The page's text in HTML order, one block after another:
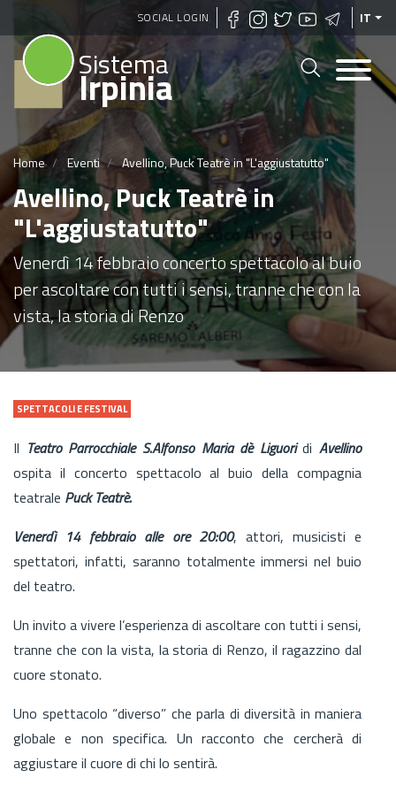
Salta
al
contenuto
principale
SOCIAL LOGIN IT
Sistema
Irpinia
Home Eventi Avellino, Puck Teatrè in "L'aggiustatutto"
Avellino, Puck Teatrè in
"L'aggiustatutto"
Venerdì 14 febbraio concerto spettacolo al buio
per ascoltare con tutti i sensi, tranne che con la
vista, la storia di Renzo
SPETTACOLI E FESTIVAL
Il Teatro Parrocchiale S.Alfonso Maria dè Liguoridi Avellino
ospita il concerto spettacolo al buio della compagnia
teatrale Puck Teatrè.
Venerdì 14 febbraio alle ore 20:00, attori, musicisti e
spettatori, infatti, saranno totalmente immersi nel buio
del teatro.
Un invito a vivere l’esperienza di ascoltare con tutti i sensi,
tranne che con la vista, la storia di Renzo, il ragazzino dal
cuore stonato.
Uno spettacolo “diverso” che parla di diversità in maniera
globale e non specifica. Un racconto che cercherà di
aggiustare il cuore di chi lo sentirà.